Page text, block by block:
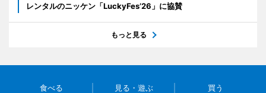
レンタルのニッケン「LuckyFes’26」に協賛
もっと見る
食べる 見る・遊ぶ 買う